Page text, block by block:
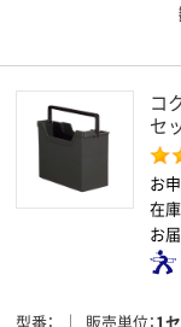
コ
セ
お
在庫
お
型番 販売単位 1